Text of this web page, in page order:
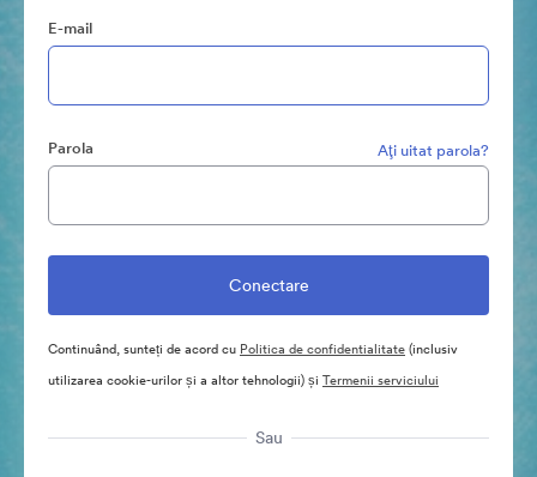
E-mail
Parola Aţi uitat parola?
Continuând, sunteți de acord cu Politica de confidentialitate(inclusiv
utilizarea cookie-urilor și a altor tehnologii) și Termenii serviciului
Sau